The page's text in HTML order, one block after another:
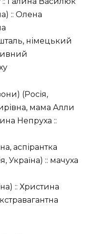
:: Олена
німецький
(Росія,
мама Алли
Непруха ::
аспірантка
Україна) :: мачуха
:: Христина